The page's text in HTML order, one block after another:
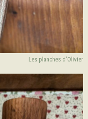
Les planches d’Olivier